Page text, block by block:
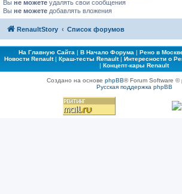
Вы не можете удалять свои сообщения
Вы не можете добавлять вложения
RenaultStory Список форумов
На Главную Сайта | В Начало Форума | Рено в
Новости Renault| Краш-тесты Renault| Интересности о
| Концепт-кары Renault
Создано на основе phpBB® Forum Software ©
Русская поддержка phpBB